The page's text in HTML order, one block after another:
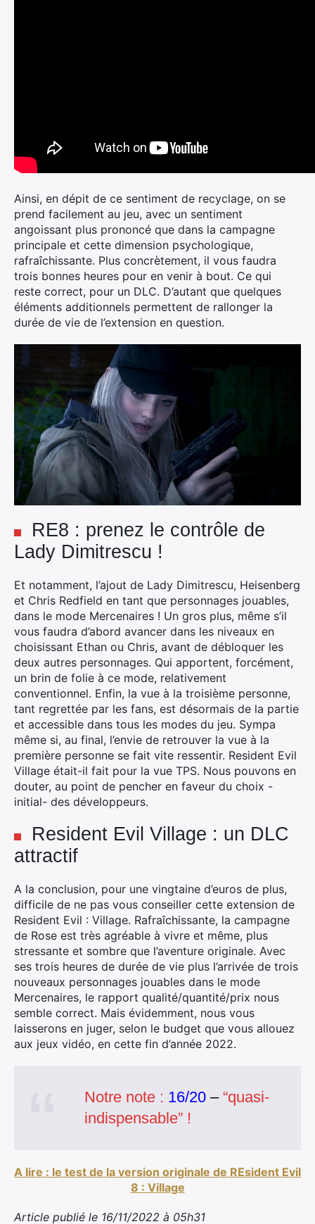
Ainsi, en dépit de ce sentiment de recyclage, on se
prend facilement au jeu, avec un sentiment
angoissant plus prononcé que dans la campagne
principale et cette dimension psychologique,
rafraîchissante. Plus concrètement, il vous faudra
trois bonnes heures pour en venir à bout. Ce qui
reste correct, pour un DLC. D’autant que quelques
éléments additionnels permettent de rallonger la
durée de vie de l’extension en question.
RE8 : prenez le contrôle de
Lady Dimitrescu !
Et notamment, l’ajout de Lady Dimitrescu, Heisenberg
et Chris Redfield en tant que personnages jouables,
dans le mode Mercenaires ! Un gros plus, même s’il
vous faudra d’abord avancer dans les niveaux en
choisissant Ethan ou Chris, avant de débloquer les
deux autres personnages. Qui apportent, forcément,
un brin de folie à ce mode, relativement
conventionnel. Enfin, la vue à la troisième personne,
tant regrettée par les fans, est désormais de la partie
et accessible dans tous les modes du jeu. Sympa
même si, au final, l’envie de retrouver la vue à la
première personne se fait vite ressentir. Resident Evil
Village était-il fait pour la vue TPS. Nous pouvons en
douter, au point de pencher en faveur du choix -
initial- des développeurs.
Resident Evil Village : un DLC
attractif
A la conclusion, pour une vingtaine d’euros de plus,
difficile de ne pas vous conseiller cette extension de
Resident Evil : Village. Rafraîchissante, la campagne
de Rose est très agréable à vivre et même, plus
stressante et sombre que l’aventure originale. Avec
ses trois heures de durée de vie plus l’arrivée de trois
nouveaux personnages jouables dans le mode
Mercenaires, le rapport qualité/quantité/prix nous
semble correct. Mais évidemment, nous vous
laisserons en juger, selon le budget que vous allouez
aux jeux vidéo, en cette fin d’année 2022.
Notre note : 16/20 –“quasi-
indispensable” !
A lire : le test de la version originale de REsident Evil
8 : Village
Article publié le 16/11/2022 à 05h31